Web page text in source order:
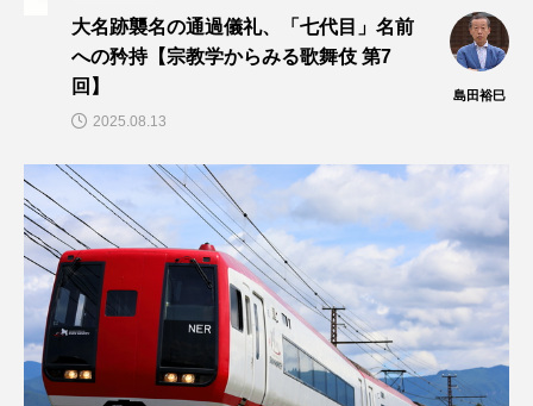
大名跡襲名の通過儀礼、「七代目」名前
への矜持【宗教学からみる歌舞伎 第7
回】
島田裕巳
2025.08.13